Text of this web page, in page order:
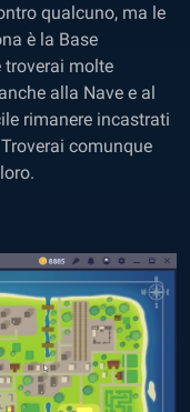
qualcuno, ma le
è la Base
troverai molte
alla Nave e al
rimanere incastrati
comunque